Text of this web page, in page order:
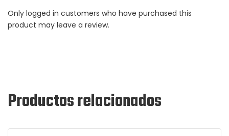
Only logged in customers who have purchased this
product may leave a review.
Productos relacionados